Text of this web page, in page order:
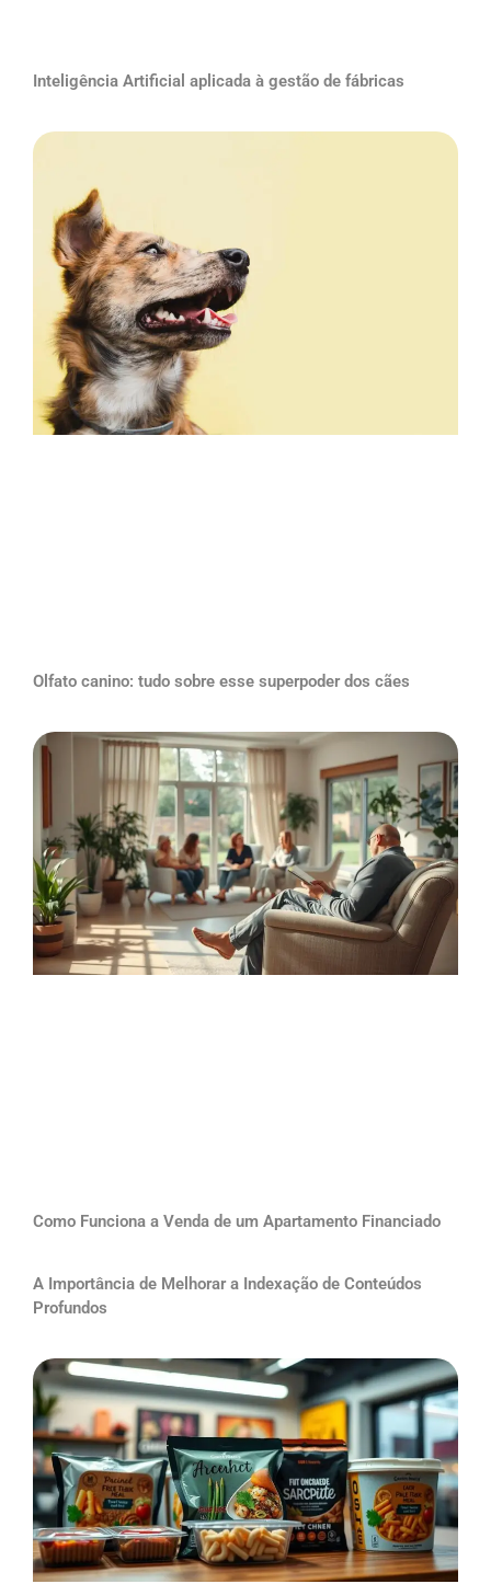
Inteligência Artificial aplicada à gestão de fábricas
Olfato canino: tudo sobre esse superpoder dos cães
Como Funciona a Venda de um Apartamento Financiado
A Importância de Melhorar a Indexação de Conteúdos
Profundos